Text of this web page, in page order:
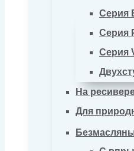
Серия
Серия
Серия
На
Для